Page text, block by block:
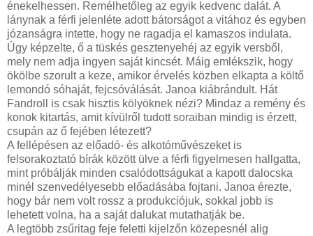
énekelhessen. Remélhetőleg az egyik kedvenc dalát. A
lánynak a férfi jelenléte adott bátorságot a vitához és egyben
józanságra intette, hogy ne ragadja el kamaszos indulata.
Úgy képzelte, ő a tüskés gesztenyehéj az egyik versből,
mely nem adja ingyen saját kincsét. Máig emlékszik, hogy
ökölbe szorult a keze, amikor érvelés közben elkapta a költő
lemondó sóhaját, fejcsóválását. Janoa kiábrándult. Hát
Fandroll is csak hisztis kölyöknek nézi? Mindaz a remény és
konok kitartás, amit kívülről tudott soraiban mindig is érzett,
csupán az ő fejében létezett?
A fellépésen az előadó- és alkotóművészeket is
felsorakoztató bírák között ülve a férfi figyelmesen hallgatta,
mint próbálják minden csalódottságukat a kapott dalocska
minél szenvedélyesebb előadásába fojtani. Janoa érezte,
hogy bár nem volt rossz a produkciójuk, sokkal jobb is
lehetett volna, ha a saját dalukat mutathatják be.
A legtöbb zsűritag feje feletti kijelzőn közepesnél alig